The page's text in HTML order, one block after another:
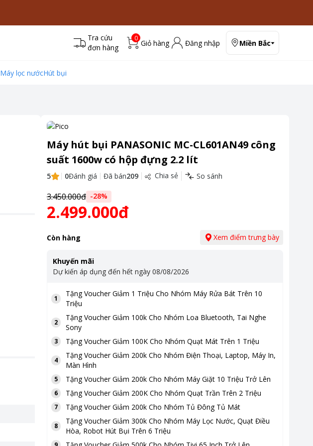
Tra cứu
đơn hàng
0
Giỏ hàng Đăng nhập Miền Bắc
Máy lọc nướcHút bụi
Máy hút bụi PANASONIC MC-CL601AN49 công
suất 1600w có hộp đựng 2.2 lít
5 0Đánh giá Đã bán209 Chia sẻ So sánh
3.450.000đ -28%
2.499.000đ
Còn hàng Xem điểm trưng bày
Khuyến mãi
Dự kiến áp dụng đến hết ngày 08/08/2026
1
TặngVoucher Giảm 1 Triệu Cho Nhóm Máy Rửa Bát Trên 10
Triệu
2
TặngVoucher Giảm 100k Cho Nhóm Loa Bluetooth, Tai Nghe
Sony
3 TặngVoucher Giảm 100K Cho Nhóm Quạt Mát Trên 1 Triệu
4
TặngVoucher Giảm 200k Cho Nhóm Điện Thoại, Laptop, Máy In,
Màn Hình
5 TặngVoucher Giảm 200k Cho Nhóm Máy Giặt 10 Triệu Trở Lên
6 TặngVoucher Giảm 200K Cho Nhóm Quạt Trần Trên 2 Triệu
7 TặngVoucher Giảm 200k Cho Nhóm Tủ Đông Tủ Mát
8
TặngVoucher Giảm 300k Cho Nhóm Máy Lọc Nước, Quạt Điều
Hòa, Robot Hút Bụi Trên 6 Triệu